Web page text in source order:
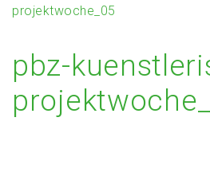
projektwoche_05
pbz-